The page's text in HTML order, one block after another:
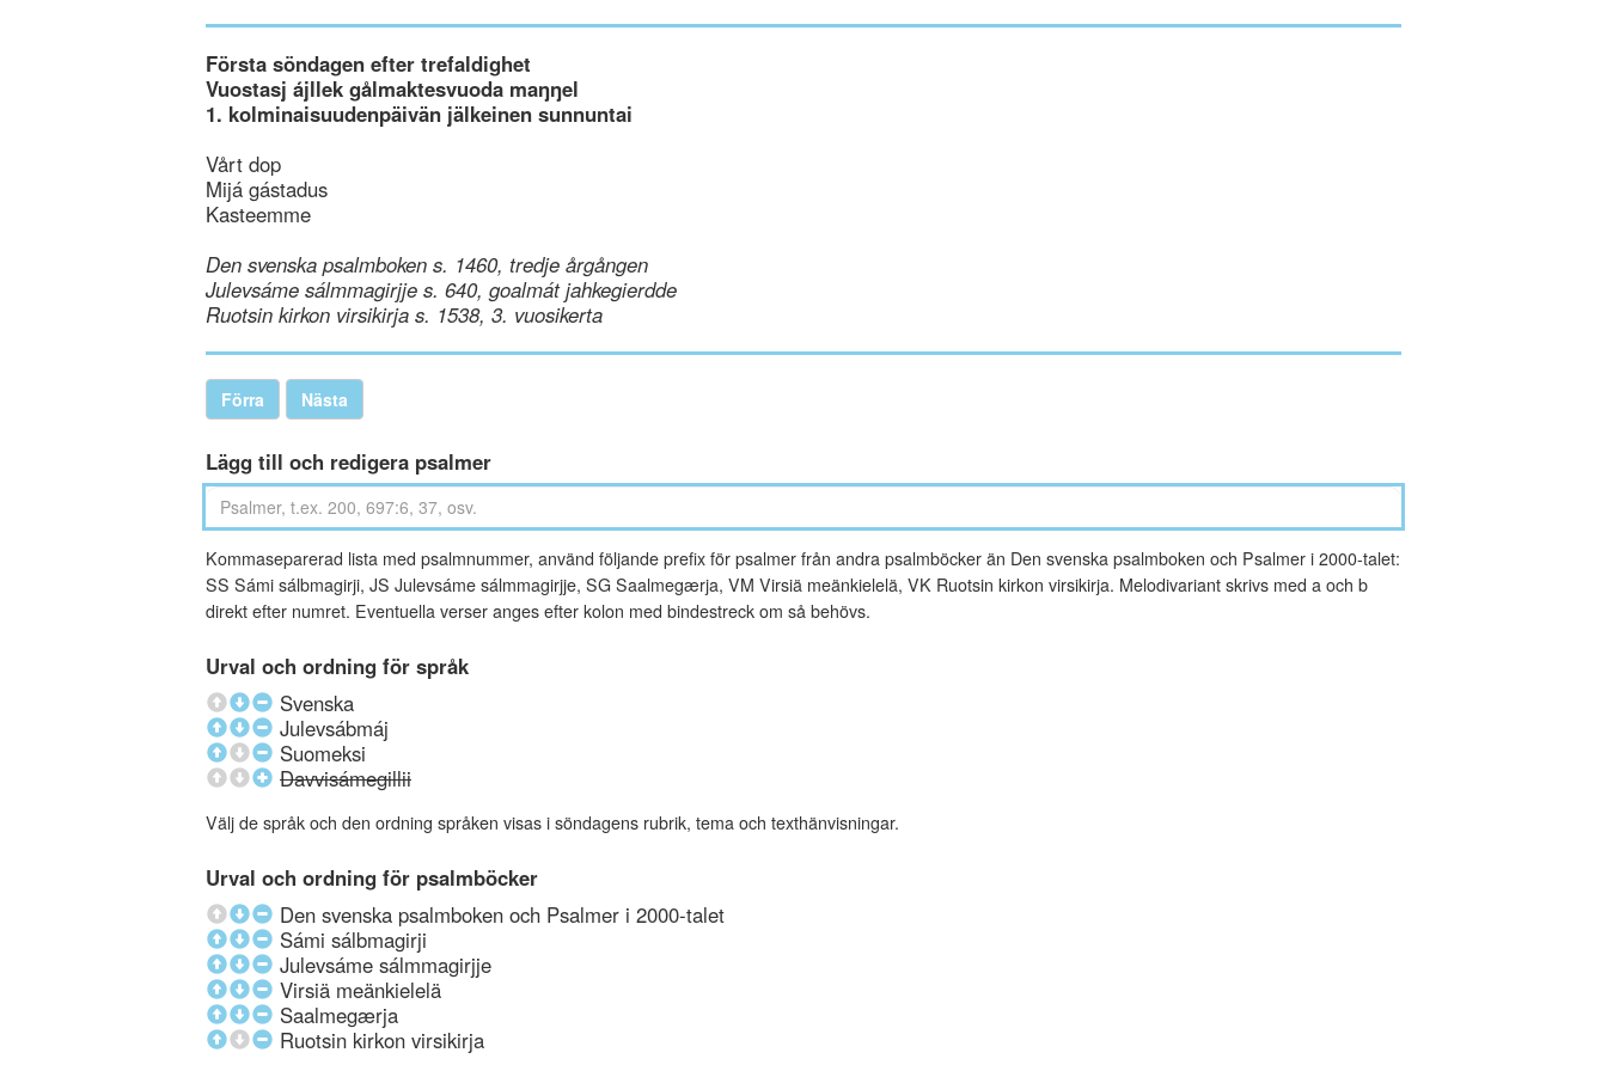
Första söndagen efter trefaldighet
Vuostasj ájllek gålmaktesvuoda maŋŋel
1. kolminaisuudenpäivän jälkeinen sunnuntai
Vårt dop
Mijá gástadus
Kasteemme
Den svenska psalmboken s. 1460, tredje årgången
Julevsáme sálmmagirjje s. 640, goalmát jahkegierdde
Ruotsin kirkon virsikirja s. 1538, 3. vuosikerta
Förra Nästa
Lägg till och redigera psalmer
Kommaseparerad lista med psalmnummer, använd följande prefix för psalmer från andra psalmböcker än Den svenska psalmboken och Psalmer i 2000-talet:
SS Sámi sálbmagirji, JS Julevsáme sálmmagirjje, SG Saalmegærja, VM Virsiä meänkielelä, VK Ruotsin kirkon virsikirja. Melodivariant skrivs med a och b
direkt efter numret. Eventuella verser anges efter kolon med bindestreck om så behövs.
Urval och ordning för språk
Svenska
Julevsábmáj
Suomeksi
Davvisámegillii
Välj de språk och den ordning språken visas i söndagens rubrik, tema och texthänvisningar.
Urval och ordning för psalmböcker
Den svenska psalmboken och Psalmer i 2000-talet
Sámi sálbmagirji
Julevsáme sálmmagirjje
Virsiä meänkielelä
Saalmegærja
Ruotsin kirkon virsikirja